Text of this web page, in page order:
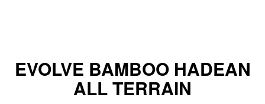
EVOLVE BAMBOO HADEAN
ALL TERRAIN